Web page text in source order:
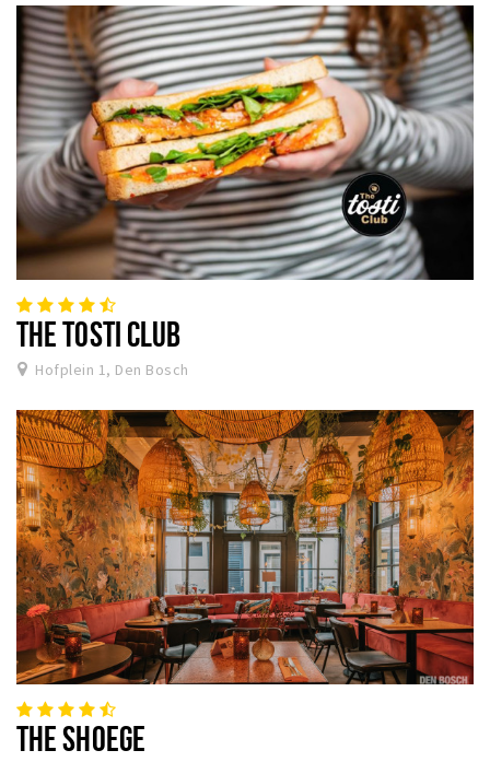
THE TOSTI CLUB
Hofplein 1, Den Bosch
THE SHOEGE